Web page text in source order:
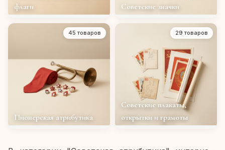
флаги
Советские значки
45 товаров
Пионерская атрибутика
29 товаров
Советские плакаты,
открытки и грамоты